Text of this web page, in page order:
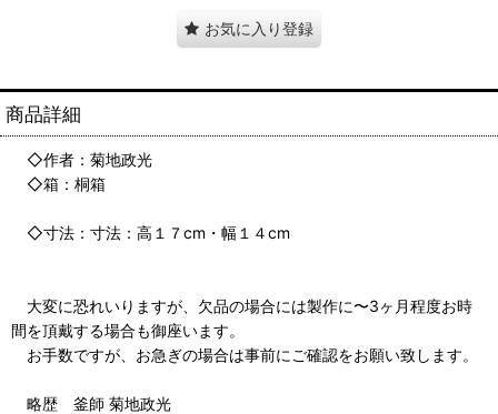
お気に入り登録
商品詳細
◇作者：菊地政光
◇箱：桐箱
◇寸法：寸法：高１７cm・幅１４cm
大変に恐れいりますが、欠品の場合には製作に〜3ヶ月程度お時
間を頂戴する場合も御座います。
お手数ですが、お急ぎの場合は事前にご確認をお願い致します。
略歴 釜師 菊地政光